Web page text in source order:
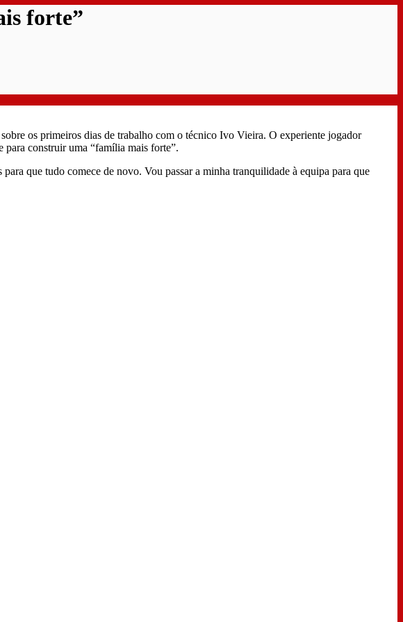
forte”
os primeiros dias de trabalho com o técnico Ivo Vieira. O experiente jogador
para construir uma “família mais forte”.
que tudo comece de novo. Vou passar a minha tranquilidade à equipa para que